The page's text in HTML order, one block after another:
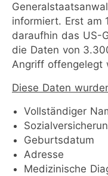
informiert. Erst am
daraufhin das US-
die Daten von
Angriff offengelegt
Diese Daten
Vollständiger
Geburtsdatum
Adresse
Medizinische